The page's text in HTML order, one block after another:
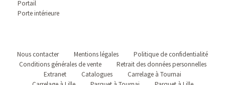
Portail
Porte intérieure
Nous contacter Mentions légales
Politique de confidentialité
Conditions générales de vente
Retrait des données personnelles
Extranet
Catalogues
Carrelage à Tournai